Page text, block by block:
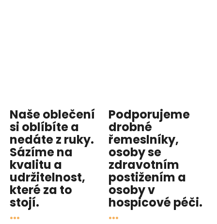
Naše oblečení
si oblíbíte a
nedáte z ruky.
Sázíme na
kvalitu a
udržitelnost,
které za to
stojí.
...
Podporujeme
drobné
řemeslníky,
osoby se
zdravotním
postižením a
osoby v
hospicové péči.
...